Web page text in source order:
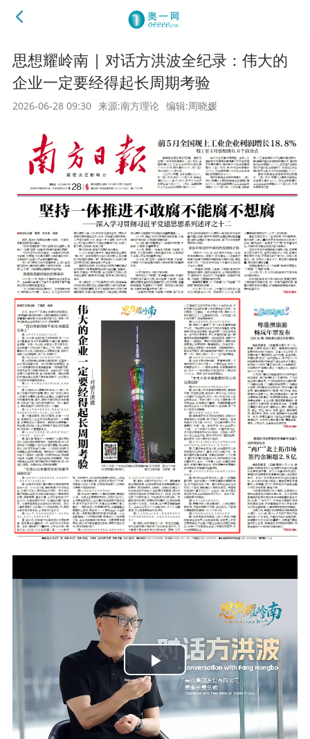
思想耀岭南 | 对话方洪波全纪录：伟大的
企业一定要经得起长周期考验
2026-06-28 09:30 来源:南方理论 编辑:周晓媛
Play
Video